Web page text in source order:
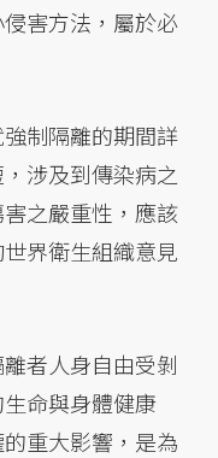
害方法，屬於必
制隔離的期間詳
涉及到傳染病之
之嚴重性，應該
界衛生組織意見
者人身自由受剝
命與身體健康
重大影響，是為